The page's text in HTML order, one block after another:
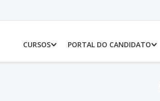
CURSOS PORTAL DO CANDIDATO